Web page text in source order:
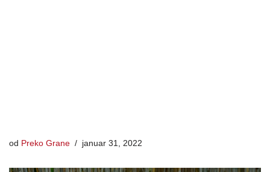
od Preko Grane januar 31, 2022